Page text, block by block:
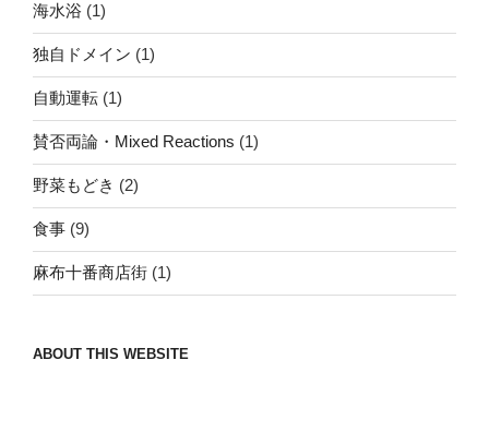
海水浴 (1)
独自ドメイン (1)
自動運転 (1)
賛否両論・Mixed Reactions (1)
野菜もどき (2)
食事 (9)
麻布十番商店街 (1)
ABOUT THIS WEBSITE